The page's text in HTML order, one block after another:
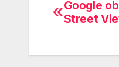
Google
Street